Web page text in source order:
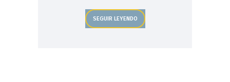
SEGUIR LEYENDO